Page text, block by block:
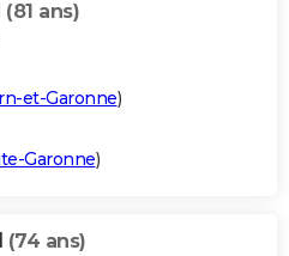
(81 ans)
et-Garonne)
Garonne)
(74 ans)